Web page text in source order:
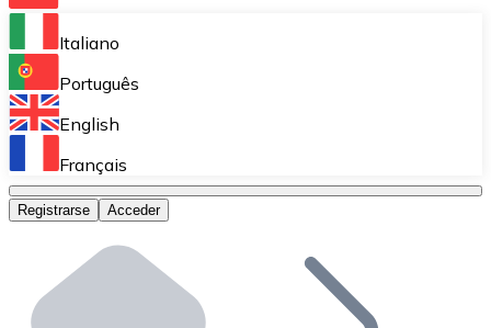
Bitnovo Ramp
Integra nuestra solución en tu plataforma.
Bitnovo Giftcards
Bitnovo OTC
Bitnovo ATM
Integra un ATM Bitnovo en tu negocio y permite que
Italiano
Português
English
Français
Registrarse Acceder